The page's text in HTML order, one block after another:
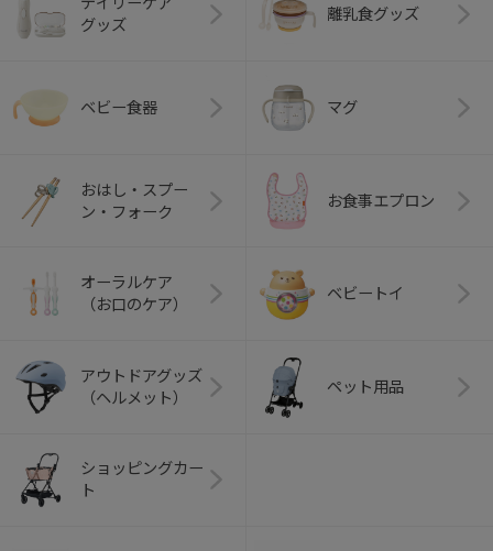
グッズ
離乳食グッズ
ベビー食器 マグ
おはし・スプー
ン・フォーク
お食事エプロン
オーラルケア
（お口のケア）
ベビートイ
アウトドアグッズ
（ヘルメット）
ペット用品
ショッピングカー
ト